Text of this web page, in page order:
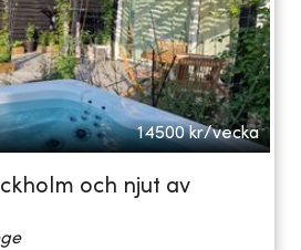
14500 kr/vecka
och njut av